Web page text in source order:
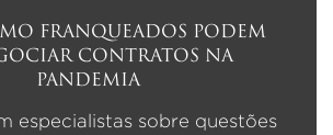
FRANQUEADOS PODEM
CONTRATOS NA
PANDEMIA
especialistas sobre questões